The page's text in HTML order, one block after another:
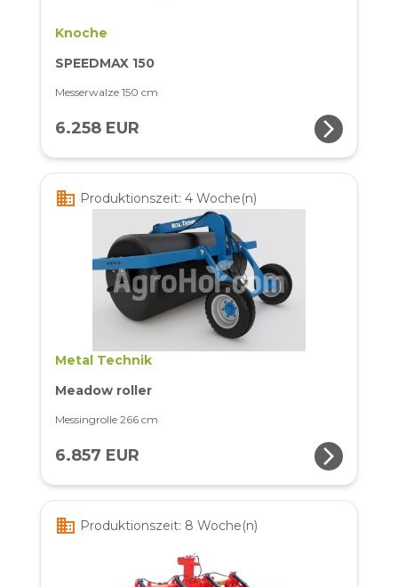
Knoche
SPEEDMAX 150
Messerwalze 150 cm
6.258 EUR arrow_forward_ios
business Produktionszeit: 4 Woche(n)
Metal Technik
Meadow roller
Messingrolle 266 cm
6.857 EUR arrow_forward_ios
business Produktionszeit: 8 Woche(n)